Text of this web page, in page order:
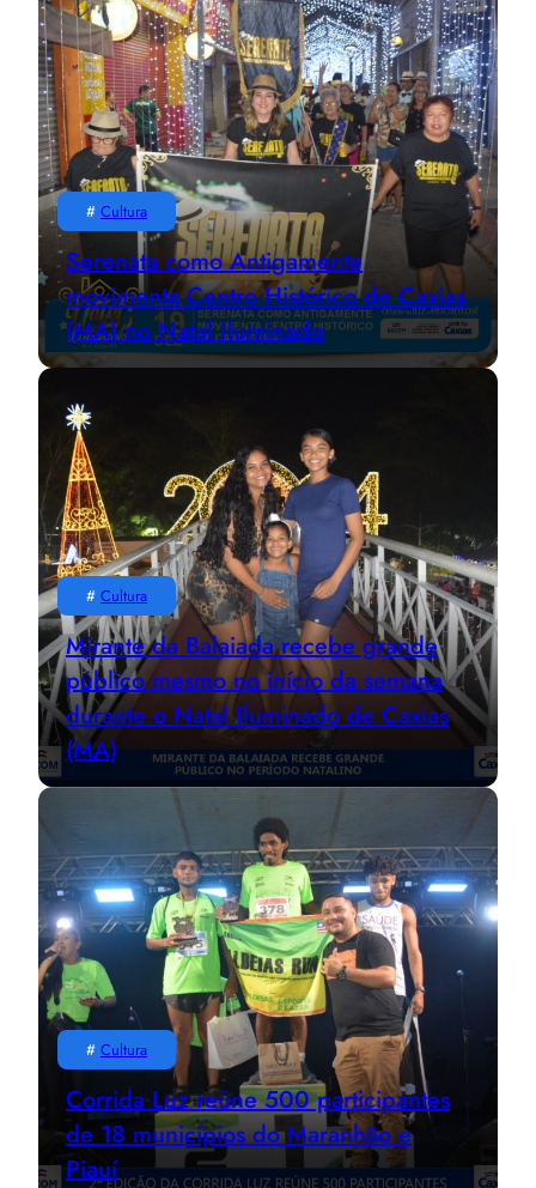
# Cultura
Serenata como Antigamente
movimenta Centro Histórico de Caxias
(MA) no Natal Iluminado
# Cultura
Mirante da Balaiada recebe grande
público mesmo no início da semana
durante o Natal Iluminado de Caxias
(MA)
# Cultura
Corrida Luz reúne 500 participantes
de 18 municípios do Maranhão e
Piauí